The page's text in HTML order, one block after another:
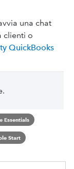
una chat
clienti o
QuickBooks
Essentials
Start